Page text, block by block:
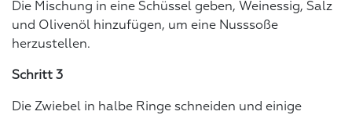
Die Mischung in eine Schüssel geben, Weinessig, Salz
und Olivenöl hinzufügen, um eine Nusssoße
herzustellen.
Schritt 3
Die Zwiebel in halbe Ringe schneiden und einige